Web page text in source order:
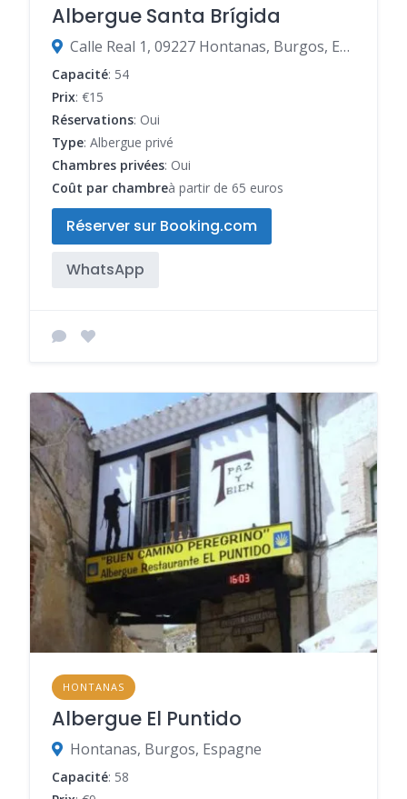
Albergue Santa Brígida
Calle Real 1, 09227 Hontanas, Burgos, Espagne
Capacité: 54
Prix: €15
Réservations: Oui
Type: Albergue privé
Chambres privées: Oui
Coût par chambreà partir de 65 euros
Réserver sur Booking.com
WhatsApp
HONTANAS
Albergue El Puntido
Hontanas, Burgos, Espagne
Capacité: 58